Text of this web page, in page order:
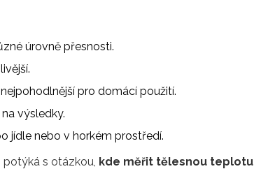
úrovně přesnosti.
pro domácí použití.
výsledky.
jídle nebo v horkém prostředí.
s otázkou, kde měřit tělesnou teplotu